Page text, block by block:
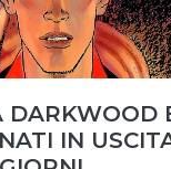
DARKWOOD
IN